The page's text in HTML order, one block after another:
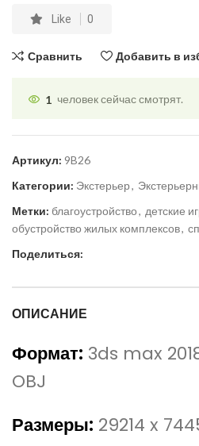
Like 0
Сравнить Добавить в
1 человек сейчас смотрят.
Артикул: 9B26
Категории: Экстерьер,
Метки: благоустройство, детские
обустройство жилых комплексов,
Поделиться:
ОПИСАНИЕ
Формат: 3ds max
OBJ
Размеры: 29214 x